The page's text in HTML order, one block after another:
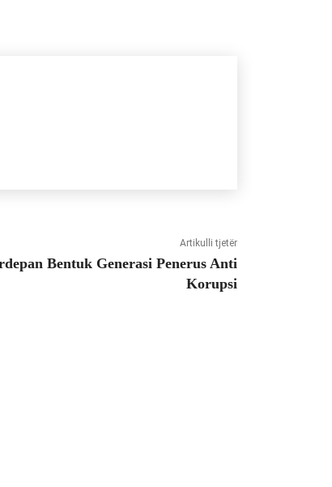
Artikulli tjetër
Bentuk Generasi Penerus Anti
Korupsi